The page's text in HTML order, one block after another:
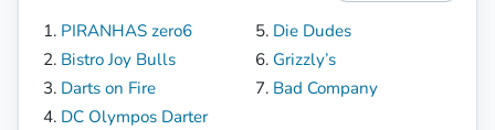
PIRANHAS zero6
Bistro Joy Bulls
Darts on Fire
DC Olympos Darter
Die Dudes
Grizzly’s
Bad Company